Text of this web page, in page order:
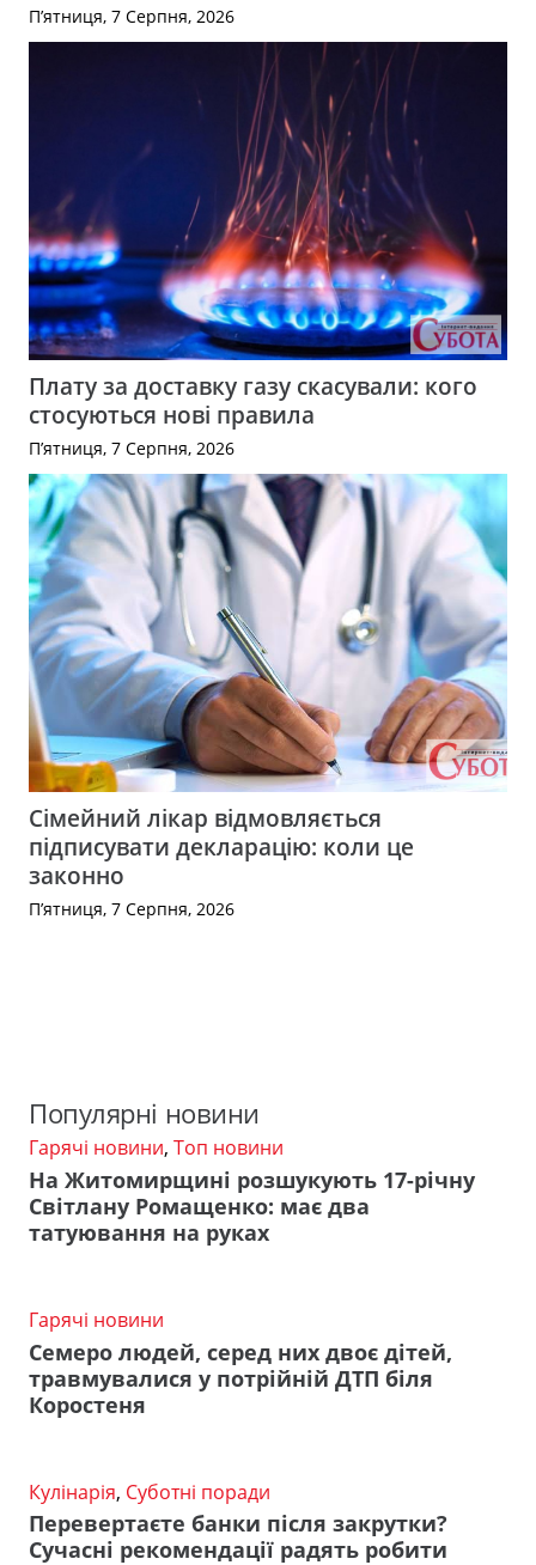
П’ятниця, 7 Серпня, 2026
Плату за доставку газу скасували: кого
стосуються нові правила
П’ятниця, 7 Серпня, 2026
Сімейний лікар відмовляється
підписувати декларацію: коли це
законно
П’ятниця, 7 Серпня, 2026
Популярні новини
Гарячі новини, Топ новини
На Житомирщині розшукують 17-річну
Світлану Ромащенко: має два
татуювання на руках
Гарячі новини
Семеро людей, серед них двоє дітей,
травмувалися у потрійній ДТП біля
Коростеня
Кулінарія, Суботні поради
Перевертаєте банки після закрутки?
Сучасні рекомендації радять робити